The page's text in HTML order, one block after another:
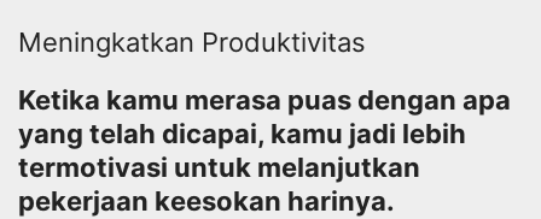
Meningkatkan Produktivitas
Ketika kamu merasa puas dengan apa
yang telah dicapai, kamu jadi lebih
termotivasi untuk melanjutkan
pekerjaan keesokan harinya.